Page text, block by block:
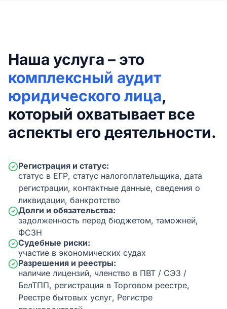
Наша услуга – это
комплексный аудит
юридического лица,
который охватывает все
аспекты его деятельности.
Регистрация и статус:
статус в ЕГР, статус налогоплательщика, дата
регистрации, контактные данные, сведения о
ликвидации, банкротство
Долги и обязательства:
задолженность перед бюджетом, таможней,
ФСЗН
Судебные риски:
участие в экономических судах
Разрешения и реестры:
наличие лицензий, членство в ПВТ / СЭЗ /
БелТПП, регистрация в Торговом реестре,
Реестре бытовых услуг, Регистре